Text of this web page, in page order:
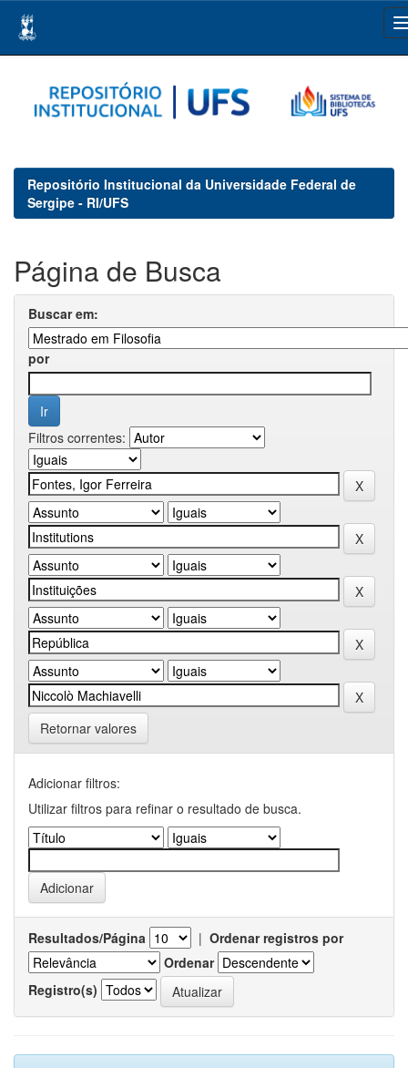
navigation
Repositório Institucional da Universidade Federal de
Sergipe - RI/UFS
Página de Busca
Buscar em:
por
Filtros correntes:
Retornar valores
Adicionar filtros:
Utilizar filtros para refinar o resultado de busca.
Resultados/Página | Ordenar registros por
Ordenar
Registro(s)